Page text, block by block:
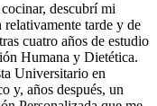
descubrí mi
tarde y de
cuatro años de estudio
Humana y Dietética.
Universitario en
y, años después, un